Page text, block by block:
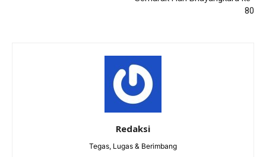
80
Redaksi
Tegas, Lugas & Berimbang